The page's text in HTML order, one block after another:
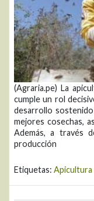
(Agraria.pe) La
cumple un rol
desarrollo
mejores cosechas,
Además, a través
producción
Etiquetas: Apicultura